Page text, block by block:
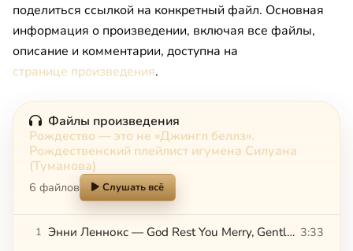
поделиться ссылкой на конкретный файл. Основная
информация о произведении, включая все файлы,
описание и комментарии, доступна на
странице произведения.
Файлы произведения
Рождество — это не «Джингл беллз».
Рождественский плейлист игумена Силуана
(Туманова)
6 файлов Слушать всё
1 Энни Леннокс — God Rest You Merry, Gentlemen 3:33